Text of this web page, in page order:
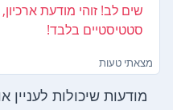
שים לב! זוהי מודעת
סטטיסטיים בלבד!
מצאתי טעות
מודעות שיכולות לעניין